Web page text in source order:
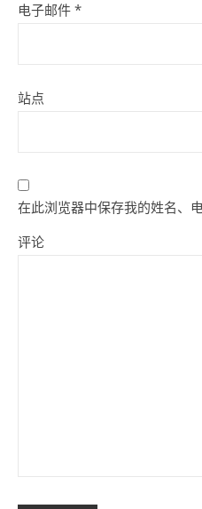
电子邮件 *
站点
在此浏览器中保存我的姓名、
评论